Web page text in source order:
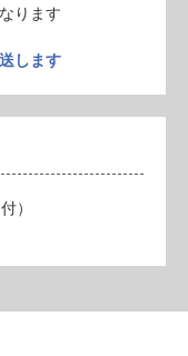
ります
します
）